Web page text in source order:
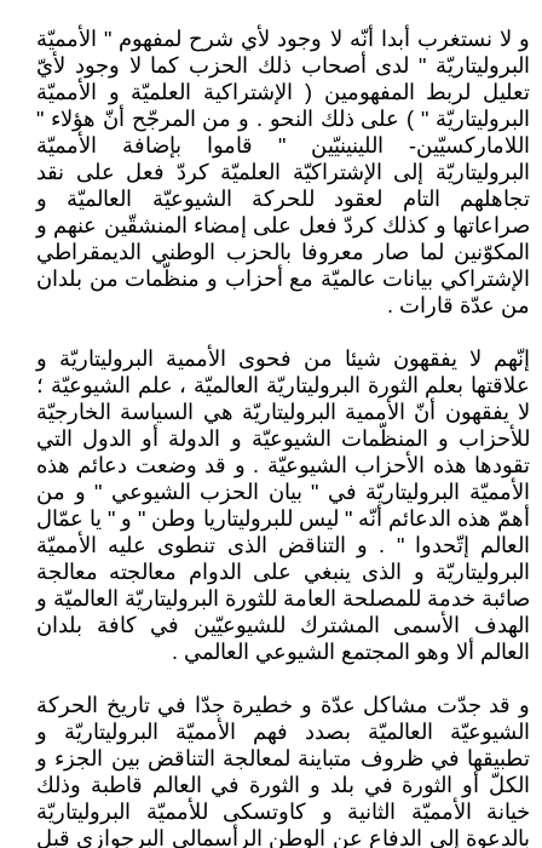
و لا نستغرب أبدا أنّه لا وجود لأي شرح لمفهوم " الأمميّة
البروليتاريّة " لدى أصحاب ذلك الحزب كما لا وجود لأيّ
تعليل لربط المفهومين ( الإشتراكية العلميّة و الأمميّة
البروليتاريّة " ) على ذلك النحو . و من المرجّح أنّ هؤلاء "
اللاماركسيّين- اللينينيّين " قاموا بإضافة الأمميّة
البروليتاريّة إلى الإشتراكيّة العلميّة كردّ فعل على نقد
تجاهلهم التام لعقود للحركة الشيوعيّة العالميّة و
صراعاتها و كذلك كردّ فعل على إمضاء المنشقّين عنهم و
المكوّنين لما صار معروفا بالحزب الوطني الديمقراطي
الإشتراكي بيانات عالميّة مع أحزاب و منظّمات من بلدان
من عدّة قارات .
إنّهم لا يفقهون شيئا من فحوى الأممية البروليتاريّة و
علاقتها بعلم الثورة البروليتاريّة العالميّة ، علم الشيوعيّة ؛
لا يفقهون أنّ الأممية البروليتاريّة هي السياسة الخارجيّة
للأحزاب و المنظّمات الشيوعيّة و الدولة أو الدول التي
تقودها هذه الأحزاب الشيوعيّة . و قد وضعت دعائم هذه
الأمميّة البروليتاريّة في " بيان الحزب الشيوعي " و من
أهمّ هذه الدعائم أنّه " ليس للبروليتاريا وطن " و " يا عمّال
العالم إتّحدوا " . و التناقض الذى تنطوى عليه الأمميّة
البروليتاريّة و الذى ينبغي على الدوام معالجته معالجة
صائبة خدمة للمصلحة العامة للثورة البروليتاريّة العالميّة و
الهدف الأسمى المشترك للشيوعيّين في كافة بلدان
العالم ألا وهو المجتمع الشيوعي العالمي .
و قد جدّت مشاكل عدّة و خطيرة جدّا في تاريخ الحركة
الشيوعيّة العالميّة بصدد فهم الأمميّة البروليتاريّة و
تطبيقها في ظروف متباينة لمعالجة التناقض بين الجزء و
الكلّ أو الثورة في بلد و الثورة في العالم قاطبة وذلك
خيانة الأمميّة الثانية و كاوتسكى للأمميّة البروليتاريّة
بالدعوة إلى الدفاع عن الوطن الرأسمالي البرجوازي قبل